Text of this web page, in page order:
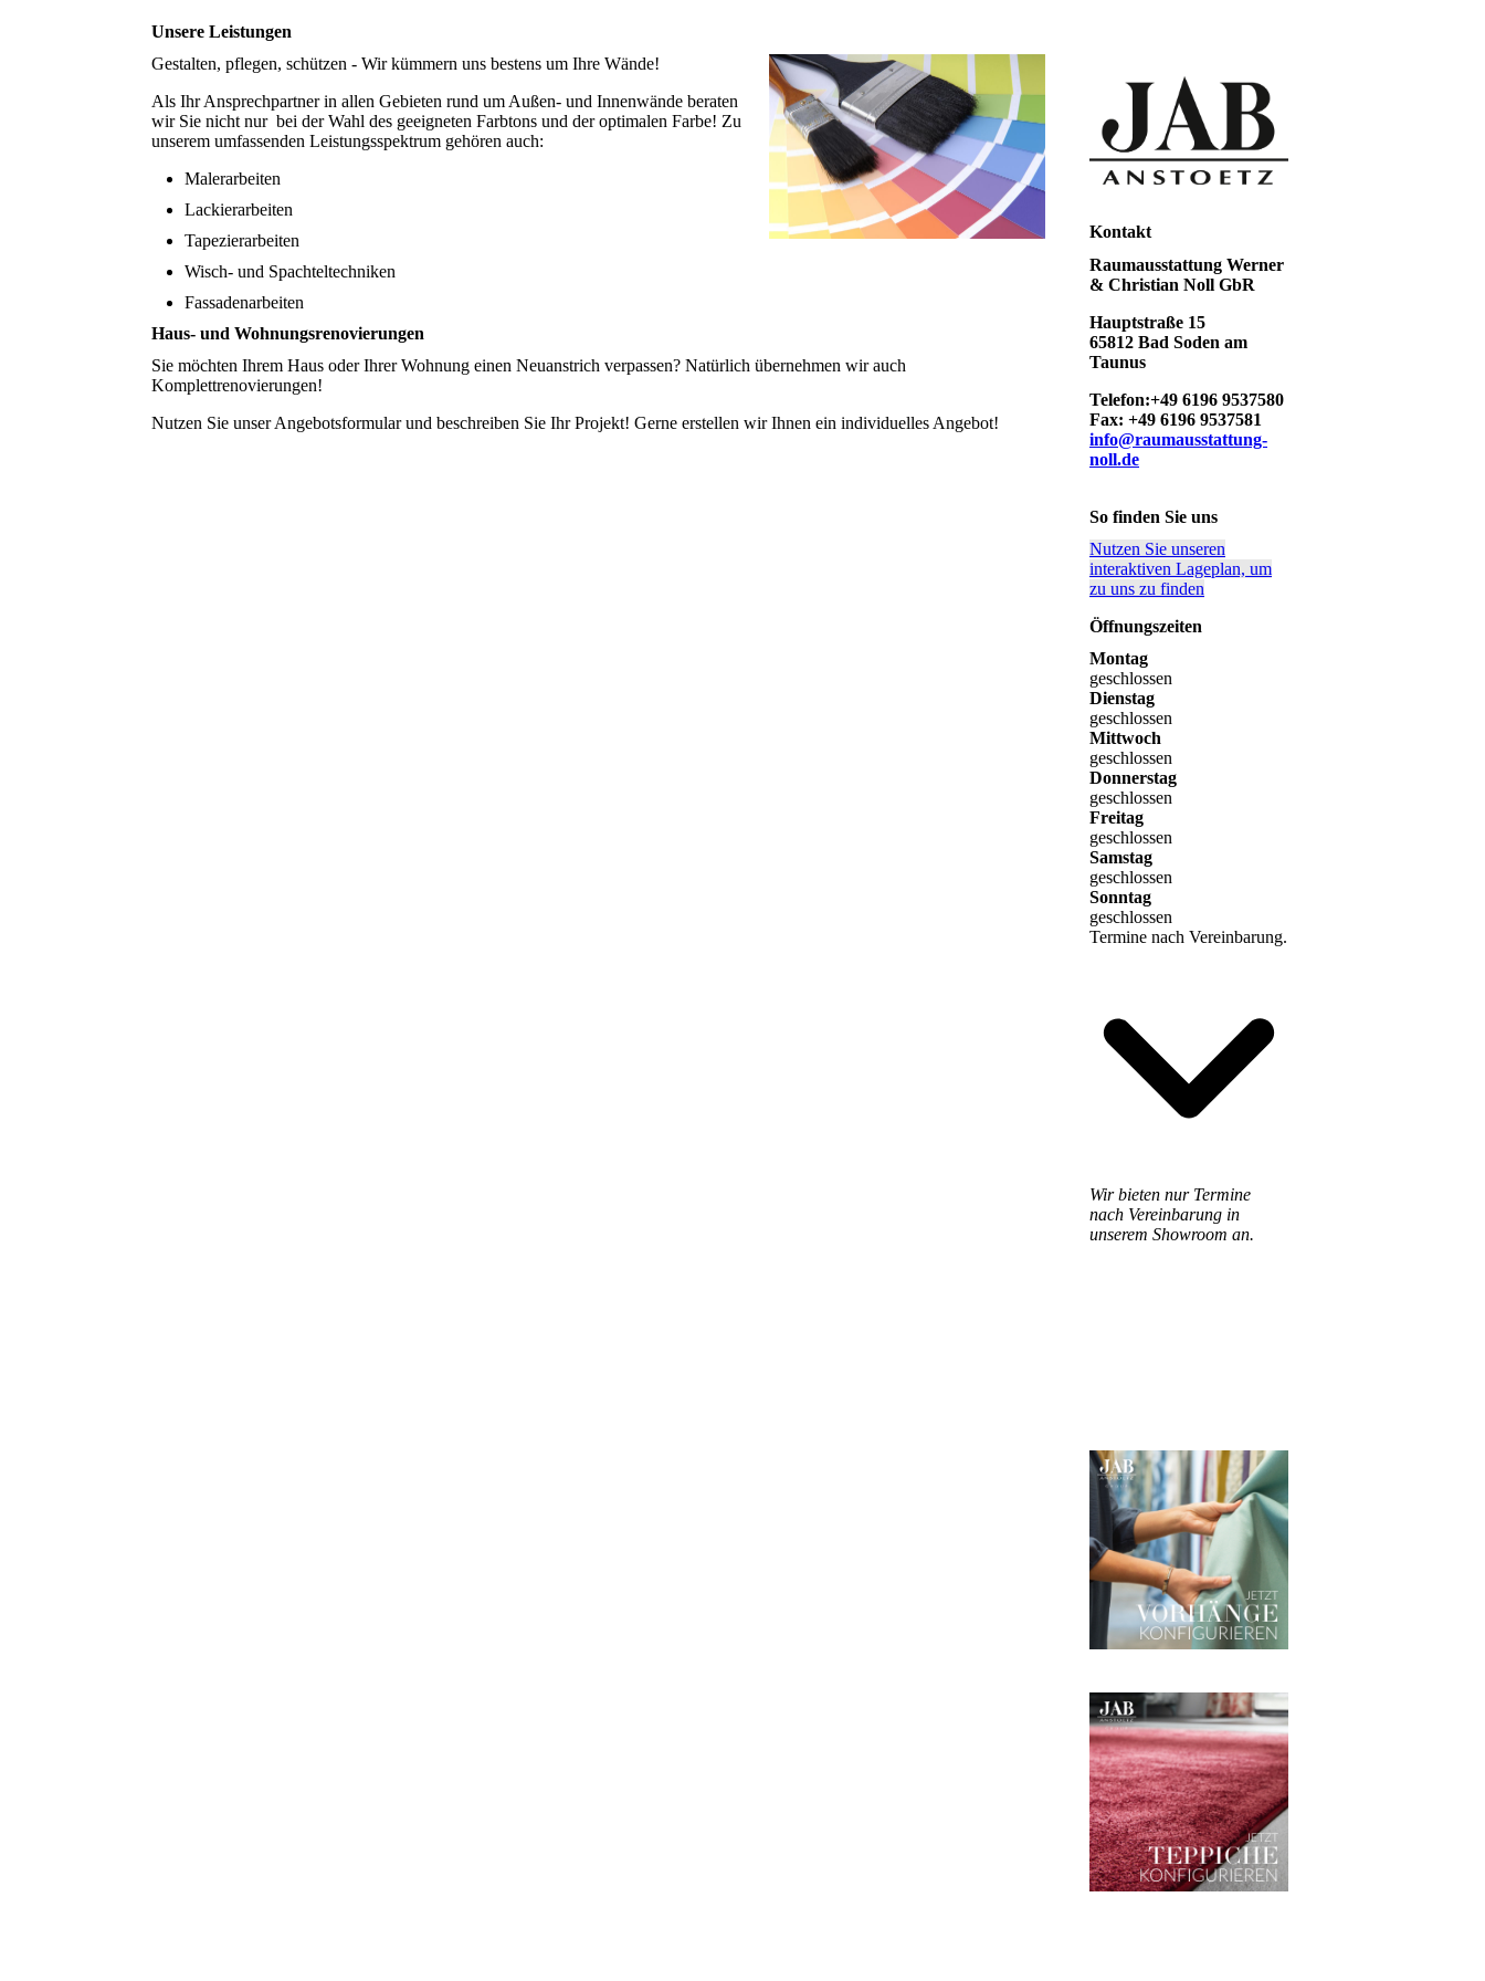
Unsere Leistungen
Gestalten, pflegen, schützen - Wir kümmern uns bestens um Ihre Wände!
Als Ihr Ansprechpartner in allen Gebieten rund um Außen- und Innenwände beraten
wir Sie nicht nur bei der Wahl des geeigneten Farbtons und der optimalen Farbe! Zu
unserem umfassenden Leistungsspektrum gehören auch:
Malerarbeiten
Lackierarbeiten
Tapezierarbeiten
Wisch- und Spachteltechniken
Fassadenarbeiten
Haus- und Wohnungsrenovierungen
Sie möchten Ihrem Haus oder Ihrer Wohnung einen Neuanstrich verpassen? Natürlich übernehmen wir auch
Komplettrenovierungen!
Nutzen Sie unser Angebotsformular und beschreiben Sie Ihr Projekt! Gerne erstellen wir Ihnen ein individuelles Angebot!
Kontakt
Raumausstattung Werner
& Christian Noll GbR
Hauptstraße 15
65812 Bad Soden am
Taunus
Telefon:+49 6196 9537580
Fax: +49 6196 9537581
info@raumausstattung-
noll.de
So finden Sie uns
Nutzen Sie unseren
interaktiven La­ge­plan, um
zu uns zu finden
Öffnungszeiten
Montag
geschlossen
Dienstag
geschlossen
Mittwoch
geschlossen
Donnerstag
geschlossen
Freitag
geschlossen
Samstag
geschlossen
Sonntag
geschlossen
Termine nach Vereinbarung.
Wir bieten nur Termine
nach Vereinbarung in
unserem Showroom an.